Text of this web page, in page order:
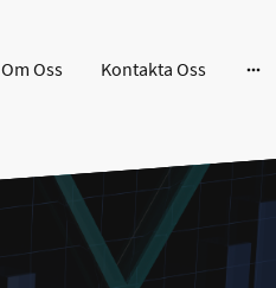
Om Oss Kontakta Oss